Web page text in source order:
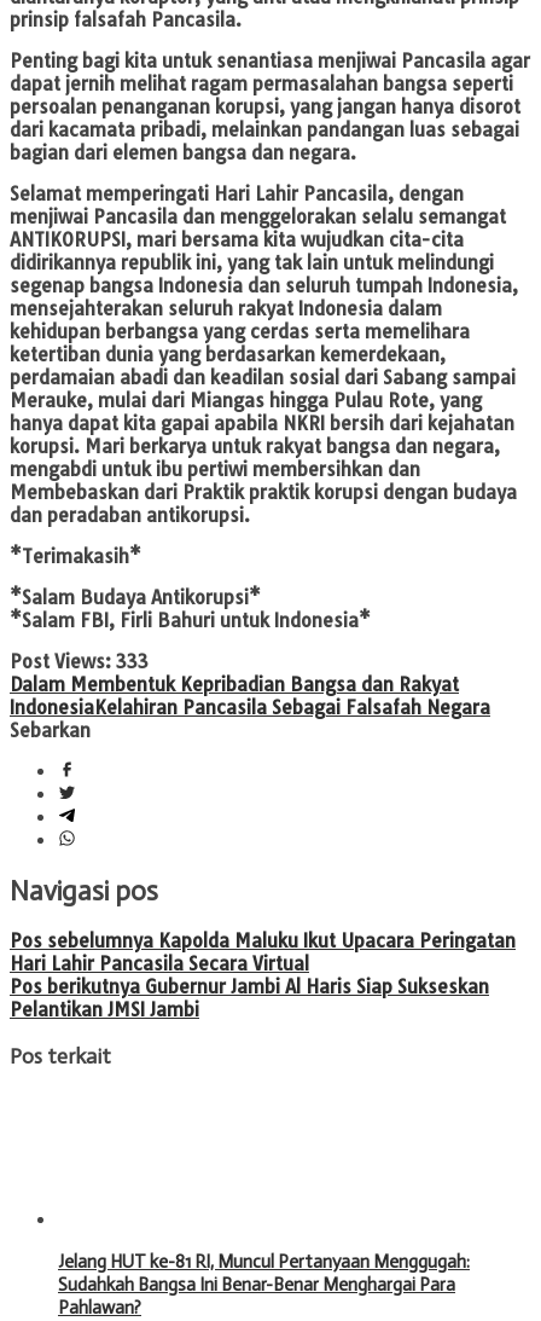
prinsip falsafah Pancasila.
Penting bagi kita untuk senantiasa menjiwai Pancasila agar
dapat jernih melihat ragam permasalahan bangsa seperti
persoalan penanganan korupsi, yang jangan hanya disorot
dari kacamata pribadi, melainkan pandangan luas sebagai
bagian dari elemen bangsa dan negara.
Selamat memperingati Hari Lahir Pancasila, dengan
menjiwai Pancasila dan menggelorakan selalu semangat
ANTIKORUPSI, mari bersama kita wujudkan cita-cita
didirikannya republik ini, yang tak lain untuk melindungi
segenap bangsa Indonesia dan seluruh tumpah Indonesia,
mensejahterakan seluruh rakyat Indonesia dalam
kehidupan berbangsa yang cerdas serta memelihara
ketertiban dunia yang berdasarkan kemerdekaan,
perdamaian abadi dan keadilan sosial dari Sabang sampai
Merauke, mulai dari Miangas hingga Pulau Rote, yang
hanya dapat kita gapai apabila NKRI bersih dari kejahatan
korupsi. Mari berkarya untuk rakyat bangsa dan negara,
mengabdi untuk ibu pertiwi membersihkan dan
Membebaskan dari Praktik praktik korupsi dengan budaya
dan peradaban antikorupsi.
*Terimakasih*
*Salam Budaya Antikorupsi*
*Salam FBI, Firli Bahuri untuk Indonesia*
Post Views: 333
Dalam Membentuk Kepribadian Bangsa dan Rakyat
IndonesiaKelahiran Pancasila Sebagai Falsafah Negara
Sebarkan
Navigasi pos
Pos sebelumnya Kapolda Maluku Ikut Upacara Peringatan
Hari Lahir Pancasila Secara Virtual
Pos berikutnya Gubernur Jambi Al Haris Siap Sukseskan
Pelantikan JMSI Jambi
Pos terkait
Jelang HUT ke-81 RI, Muncul Pertanyaan Menggugah:
Sudahkah Bangsa Ini Benar-Benar Menghargai Para
Pahlawan?